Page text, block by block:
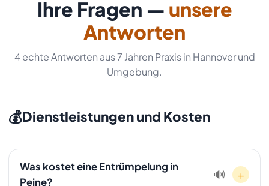
Ihre Fragen — unsere
Antworten
4 echte Antworten aus 7 Jahren Praxis in Hannover und
Umgebung.
💰Dienstleistungen und Kosten
Was kostet eine Entrümpelung in
Peine?
🔊 +